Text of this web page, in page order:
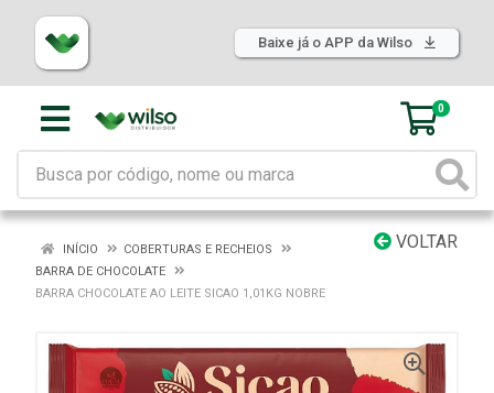
Baixe já o APP da Wilso
0
VOLTAR
INÍCIO
COBERTURAS E RECHEIOS
BARRA DE CHOCOLATE
BARRA CHOCOLATE AO LEITE SICAO 1,01KG NOBRE